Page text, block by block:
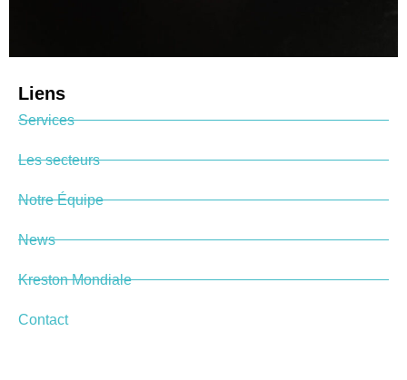
Liens
Services
Les secteurs
Notre Équipe
News
Kreston Mondiale
Contact